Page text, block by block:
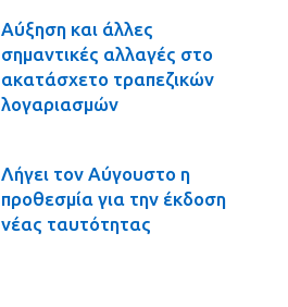
Αύξηση και άλλες
σημαντικές αλλαγές στο
ακατάσχετο τραπεζικών
λογαριασμών
Λήγει τον Αύγουστο η
προθεσμία για την έκδοση
νέας ταυτότητας